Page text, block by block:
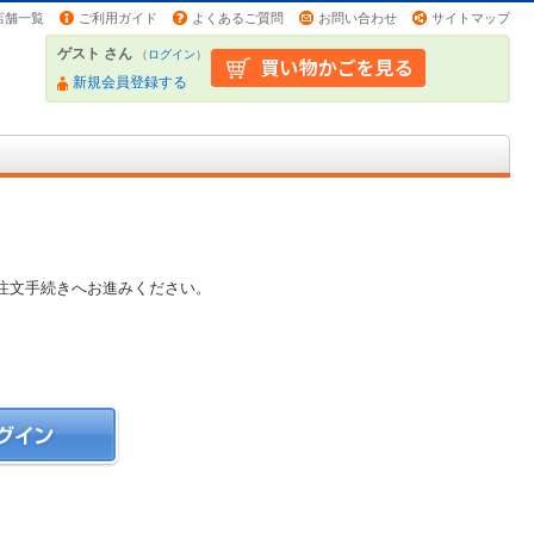
舗一覧 ご利用ガイド よくあるご質問 お問い合わせ サイトマップ
ゲスト さん （ログイン）
新規会員登録する
手続きへお進みください。